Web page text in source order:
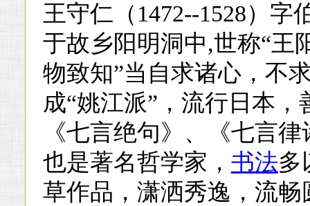
王守仁（1472--1528）
于故乡阳明洞中,世称“王
物致知”当自求诸心，不
成“姚江派”，流行日本，
《七言绝句》、《七言
也是著名哲学家， 书法多
草作品，潇洒秀逸，流